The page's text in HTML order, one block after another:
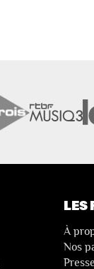
LES
À
Nos
Presse